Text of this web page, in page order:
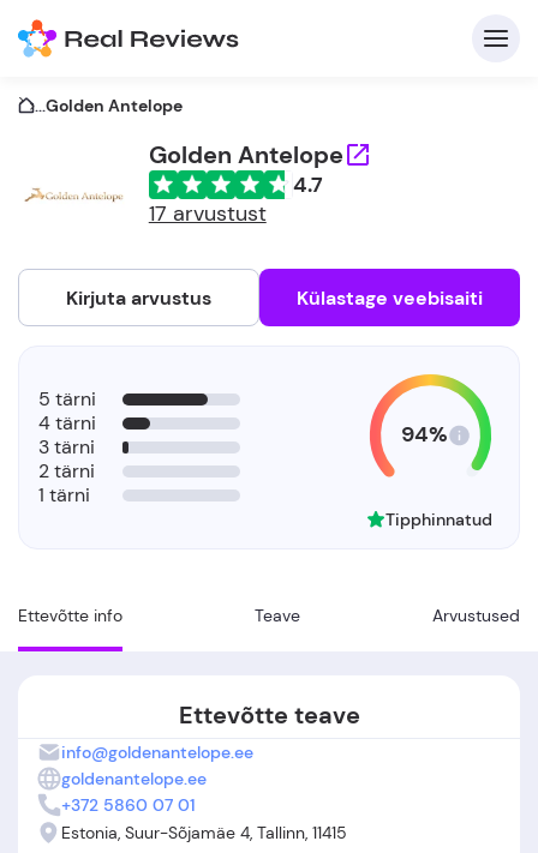
...Golden Antelope
Golden Antelope
4.7
17 arvustust
Kirjuta arvustus Külastage veebisaiti
Ettevõtte info Teave Arvustused
5 tärni
4 tärni
3 tärni
2 tärni
1 tärni
94%
Tipphinnatud
Ettevõtte teave
info@goldenantelope.ee
goldenantelope.ee
+372 5860 07 01
Estonia, Suur-Sõjamäe 4, Tallinn, 11415